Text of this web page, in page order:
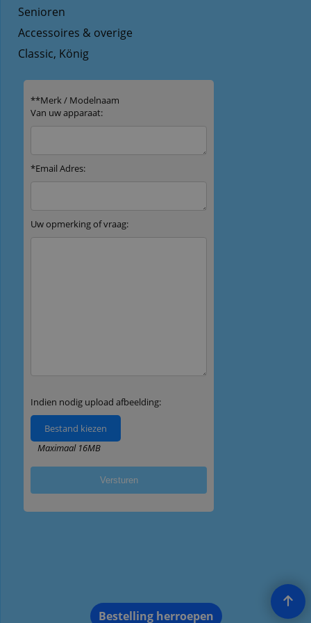
Senioren
Accessoires & overige
Classic, König
Bestelling herroepen